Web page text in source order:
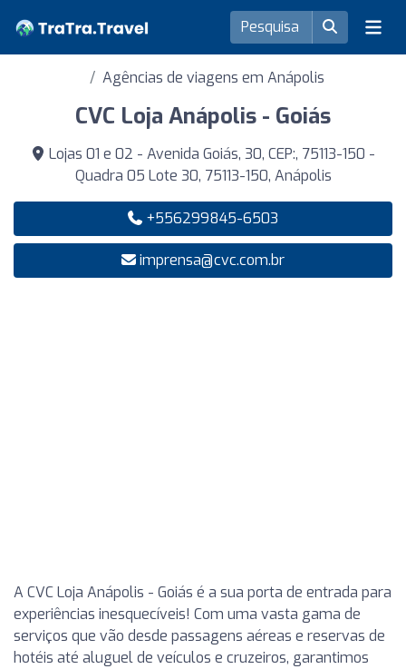
Agências de viagens em Anápolis
CVC Loja Anápolis - Goiás
Lojas 01 e 02 - Avenida Goiás, 30, CEP:, 75113-150 -
Quadra 05 Lote 30, 75113-150, Anápolis
+556299845-6503
imprensa@cvc.com.br
A CVC Loja Anápolis - Goiás é a sua porta de entrada para
experiências inesquecíveis! Com uma vasta gama de
serviços que vão desde passagens aéreas e reservas de
hotéis até aluguel de veículos e cruzeiros, garantimos